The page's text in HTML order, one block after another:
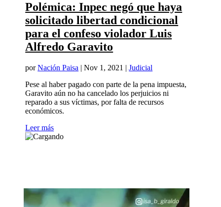
Polémica: Inpec negó que haya
solicitado libertad condicional
para el confeso violador Luis
Alfredo Garavito
porNación Paisa |Nov 1, 2021 |Judicial
Pese al haber pagado con parte de la pena impuesta,
Garavito aún no ha cancelado los perjuicios ni
reparado a sus víctimas, por falta de recursos
económicos.
Leer más